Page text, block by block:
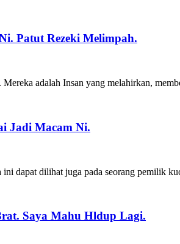
Patut Rezeki Melimpah.
adalah Insan yang melahirkan,
Jadi Macam Ni.
dapat dilihat juga pada seorang pemilik
Saya Mahu Hldup Lagi.